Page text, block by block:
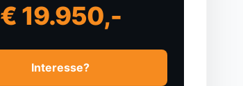
€ 19.950,-
Interesse?